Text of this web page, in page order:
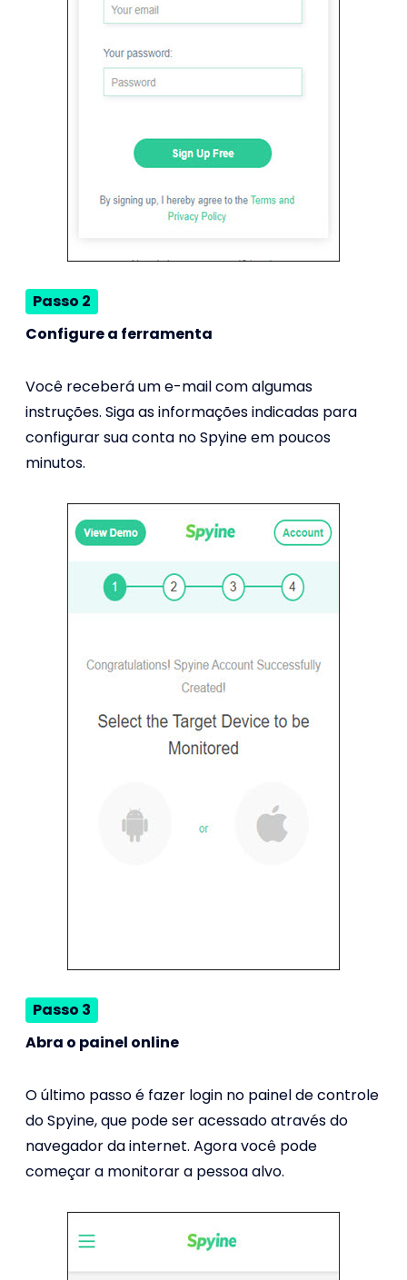
Passo 2
Configure a ferramenta
Você receberá um e-mail com algumas
instruções. Siga as informações indicadas para
configurar sua conta no Spyine em poucos
minutos.
Passo 3
Abra o painel online
O último passo é fazer login no painel de controle
do Spyine, que pode ser acessado através do
navegador da internet. Agora você pode
começar a monitorar a pessoa alvo.